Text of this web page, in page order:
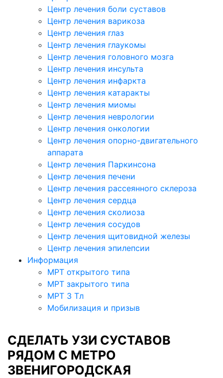
Центр лечения боли суставов
Центр лечения варикоза
Центр лечения глаз
Центр лечения глаукомы
Центр лечения головного мозга
Центр лечения инсульта
Центр лечения инфаркта
Центр лечения катаракты
Центр лечения миомы
Центр лечения неврологии
Центр лечения онкологии
Центр лечения опорно-двигательного
аппарата
Центр лечения Паркинсона
Центр лечения печени
Центр лечения рассеянного склероза
Центр лечения сердца
Центр лечения сколиоза
Центр лечения сосудов
Центр лечения щитовидной железы
Центр лечения эпилепсии
Информация
МРТ открытого типа
МРТ закрытого типа
МРТ 3 Тл
Мобилизация и призыв
СДЕЛАТЬ УЗИ СУСТАВОВ
РЯДОМ С МЕТРО
ЗВЕНИГОРОДСКАЯ